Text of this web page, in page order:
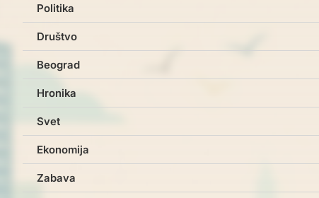
Politika
Društvo
Beograd
Hronika
Svet
Ekonomija
Zabava